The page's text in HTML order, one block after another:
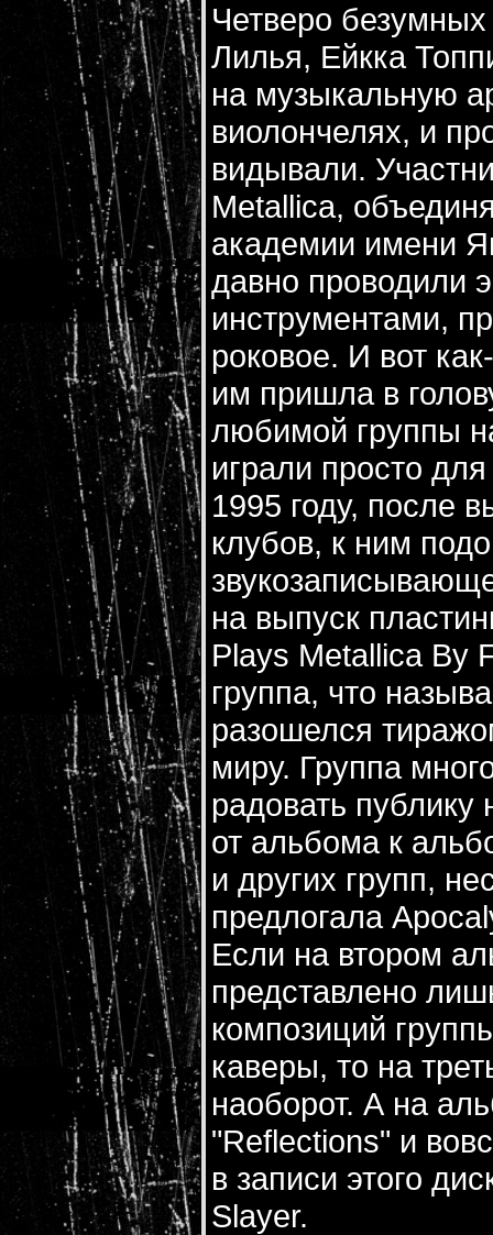
Четверо
Лилья, Ейкка
на музыкальную
виолончелях, и
видывали.
Metallica,
академии имени
давно проводили
инструментами,
роковое. И вот
им пришла в
любимой группы
играли просто
1995 году, после
клубов, к ним
на выпуск
Plays Metallica By
группа, что
разошелся
миру. Группа
радовать
от альбома к
и других групп,
предлогала
Если на втором
представлено
композиций
каверы, то на
наоборот. А на
"Reflections" и
в записи этого
Slayer.